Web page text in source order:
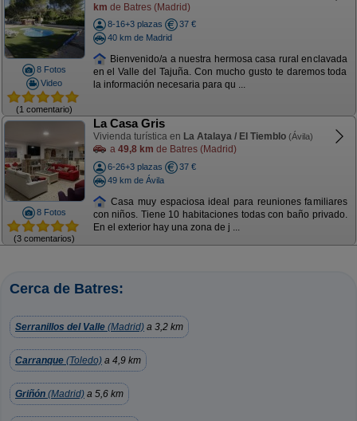
8 Fotos
Video
(1 comentario)
km de Batres (Madrid)
8-16+3 plazas
37 €
40 km de Madrid
Bienvenido/a a nuestra hermosa casa rural enclavada
en el Valle del Tajuña. Con mucho gusto te daremos toda
la información necesaria para qu ...
8 Fotos
(3 comentarios)
La Casa Gris
Vivienda turística en La Atalaya / El Tiemblo (Ávila)
a 49,8 km de Batres (Madrid)
6-26+3 plazas
37 €
49 km de Ávila
Casa muy espaciosa ideal para reuniones familiares
con niños. Tiene 10 habitaciones todas con baño privado.
En el exterior hay una zona de j ...
Cerca de Batres:
Serranillos del Valle (Madrid) a 3,2 km
Carranque (Toledo) a 4,9 km
Griñón (Madrid) a 5,6 km